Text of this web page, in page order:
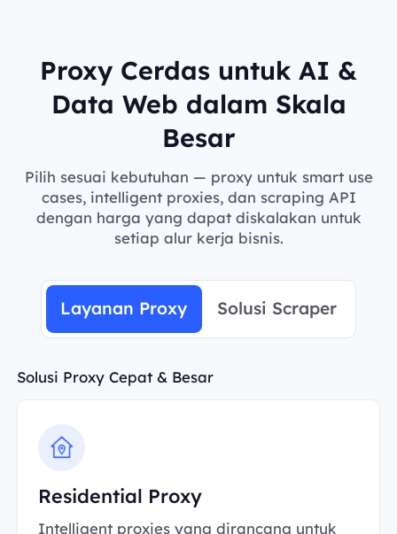
Proxy Cerdas untuk AI &
Data Web dalam Skala
Besar
Pilih sesuai kebutuhan — proxy untuk smart use
cases, intelligent proxies, dan scraping API
dengan harga yang dapat diskalakan untuk
setiap alur kerja bisnis.
Layanan Proxy Solusi Scraper
Solusi Proxy Cepat & Besar
Residential Proxy
Intelligent proxies yang dirancang untuk